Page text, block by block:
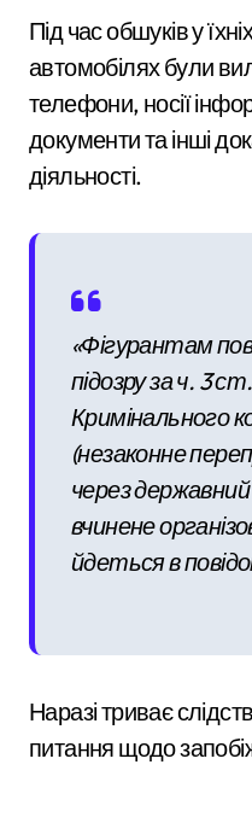
Під час обшуків у
автомобілях були
телефони, носії
документи та інші
діяльності.
«Фігурантам
підозру за ч. 3
Кримінального
(незаконне
через
вчинене
йдеться в
Наразі триває
питання щодо